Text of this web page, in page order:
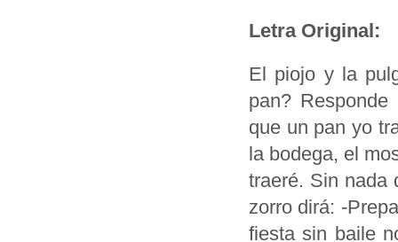
Letra Original:
El piojo y la
pan?
que un pan yo
la bodega, el
traeré. Sin nada
zorro dirá: -
fiesta sin baile